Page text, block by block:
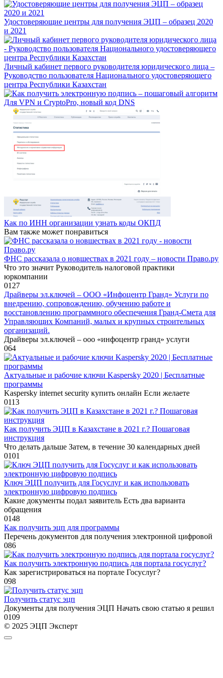
Удостоверяющие центры для получения ЭЦП – образец 2020
и 2021
Личный кабинет первого руководителя юридического лица –
Руководство пользователя Национального удостоверяющего
центра Республики Казахстан
Для VPN и CryptoPro, новый код DNS
Как по ИНН организации узнать коды ОКПД
Вам также может понравиться
ФНС рассказала о новшествах в 2021 году – новости Право.ру
Что это значит Руководитель налоговой практики
юркомпании
0127
Драйверы эл.ключей – ООО «Инфоцентр Гранд» Услуги по
внедрению, сопровождению, обучению работе и
восстановлению программного обеспечения Гранд-Смета для
Управляющих Компаний, малых и крупных строительных
организаций.
Драйверы эл.ключей – ооо «инфоцентр гранд» услуги
064
Актуальные и рабочие ключи Kaspersky 2020 | Бесплатные
программы
Kaspersky internet security купить онлайн Если желаете
0113
Как получить ЭЦП в Казахстане в 2021 г.? Пошаговая
инструкция
Что делать дальше Затем, в течение 30 календарных дней
0101
Ключ ЭЦП получить для Госуслуг и как использовать
электронную цифровую подпись
Какие документы подал заявитель Есть два варианта
обращения
0148
Как получить эцп для программы
Перечень документов для получения электронной цифровой
086
Как получить электронную подпись для портала госуслуг?
Как зарегистрироваться на портале Госуслуг?
098
Получить статус эцп
Документы для получения ЭЦП Начать свою статью я решил
0109
© 2025 ЭЦП Эксперт